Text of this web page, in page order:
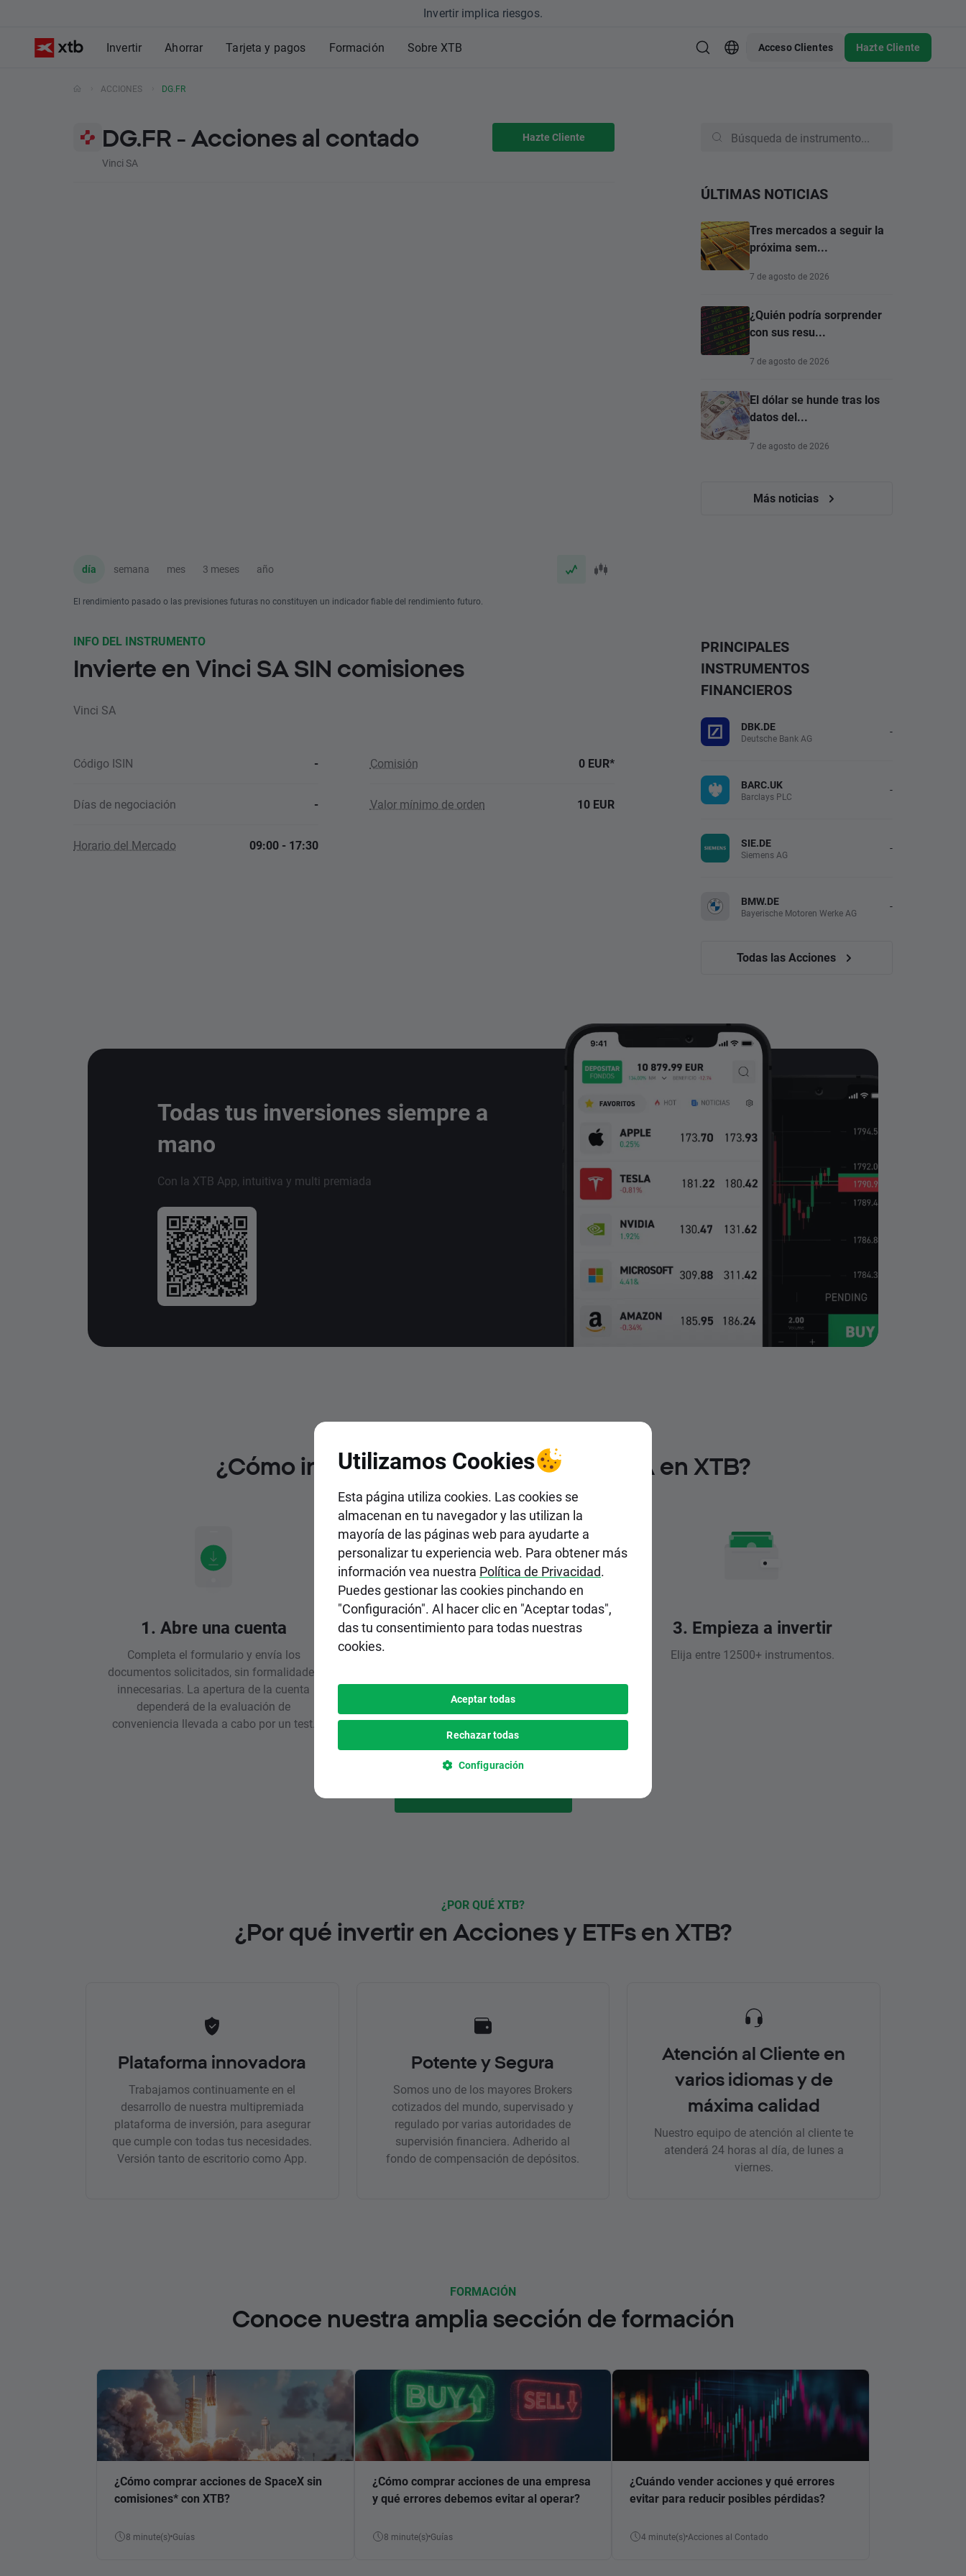
Invertir implica riesgos.
Invertir Ahorrar Tarjeta y pagos Formación Sobre XTB Acceso Clientes Hazte Cliente
ACCIONES DG.FR
DG.FR - Acciones al contado
Vinci SA
Hazte Cliente
día semana mes 3 meses año
El rendimiento pasado o las previsiones futuras no constituyen un indicador fiable del rendimiento futuro.
ÚLTIMAS NOTICIAS
Tres mercados a seguir la
próxima sem...
7 de agosto de 2026
¿Quién podría sorprender
con sus resu...
7 de agosto de 2026
El dólar se hunde tras los
datos del...
7 de agosto de 2026
Más noticias
INFO DEL INSTRUMENTO
Invierte en Vinci SA SIN comisiones
Vinci SA
Código ISIN - Comisión 0 EUR*
Días de negociación - Valor mínimo de orden 10 EUR
Horario del Mercado 09:00 - 17:30
PRINCIPALES
INSTRUMENTOS
FINANCIEROS
DBK.DE
Deutsche Bank AG -
BARC.UK
Barclays PLC -
SIE.DE
Siemens AG -
BMW.DE
Bayerische Motoren Werke AG -
Todas las Acciones
Todas tus inversiones siempre a
mano
Con la XTB App, intuitiva y multi premiada
¿Cómo invertir en Acciones de Vinci SA en XTB?
1. Abre una cuenta
Completa el formulario y envía los
documentos solicitados, sin formalidades
innecesarias. La apertura de la cuenta
dependerá de la evaluación de
conveniencia llevada a cabo por un test.
2. Realiza un depósito
inlcuyendo pagos instantáneos y
gratuitos.
3. Empieza a invertir
Elija entre 12500+ instrumentos.
¿POR QUÉ XTB?
¿Por qué invertir en Acciones y ETFs en XTB?
Plataforma innovadora
Trabajamos continuamente en el
desarrollo de nuestra multipremiada
plataforma de inversión, para asegurar
que cumple con todas tus necesidades.
Versión tanto de escritorio como App.
Potente y Segura
Somos uno de los mayores Brokers
cotizados del mundo, supervisado y
regulado por varias autoridades de
supervisión financiera. Adherido al
fondo de compensación de depósitos.
Atención al Cliente en
varios idiomas y de
máxima calidad
Nuestro equipo de atención al cliente te
atenderá 24 horas al día, de lunes a
viernes.
FORMACIÓN
Conoce nuestra amplia sección de formación
¿Cómo comprar acciones de SpaceX sin
comisiones* con XTB?
8 minute(s) Guías
¿Cómo comprar acciones de una empresa
y qué errores debemos evitar al operar?
8 minute(s) Guías
¿Cuándo vender acciones y qué errores
evitar para reducir posibles pérdidas?
4 minute(s) Acciones al Contado
Utilizamos Cookies
Esta página utiliza cookies. Las cookies se
almacenan en tu navegador y las utilizan la
mayoría de las páginas web para ayudarte a
personalizar tu experiencia web. Para obtener más
información vea nuestra Política de Privacidad.
Puedes gestionar las cookies pinchando en
"Configuración". Al hacer clic en "Aceptar todas",
das tu consentimiento para todas nuestras
cookies.
Aceptar todas
Rechazar todas
Configuración